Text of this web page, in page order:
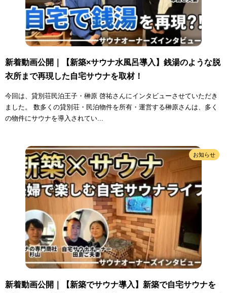
新着動画公開｜【新築×サウナ水風呂導入】銭湯のような脱
衣所まで再現した自宅サウナを取材！
今回は、貸別荘民泊王子・榊原 啓祐さんにインタビューさせていただき
ました。 数多くの貸別荘・民泊物件を所有・運営する榊原さんは、多く
の物件にサウナを導入されてい...
お知らせ
新着動画公開｜【新築でサウナ導入】新築で自宅サウナを